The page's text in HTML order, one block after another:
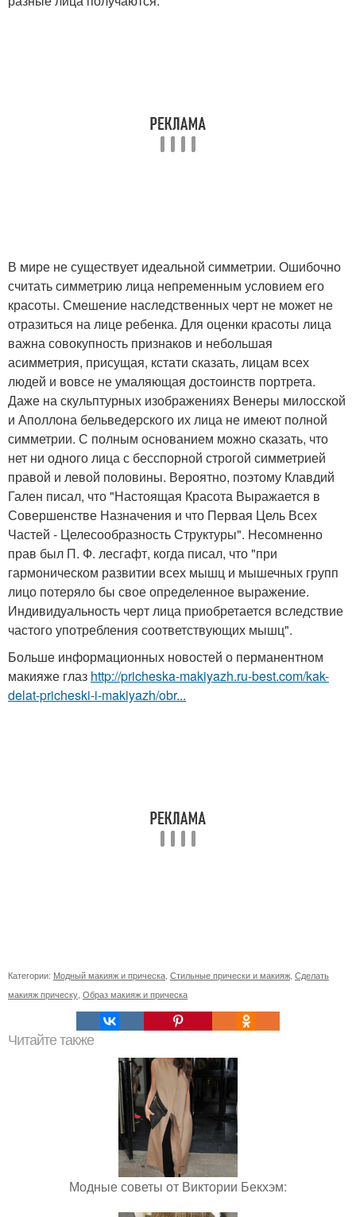
В мире не существует идеальной симметрии. Ошибочно
считать симметрию лица непременным условием его
красоты. Смешение наследственных черт не может не
отразиться на лице ребенка. Для оценки красоты лица
важна совокупность признаков и небольшая
асимметрия, присущая, кстати сказать, лицам всех
людей и вовсе не умаляющая достоинств портрета.
Даже на скульптурных изображениях Венеры милосской
и Аполлона бельведерского их лица не имеют полной
симметрии. С полным основанием можно сказать, что
нет ни одного лица с бесспорной строгой симметрией
правой и левой половины. Вероятно, поэтому Клавдий
Гален писал, что "Настоящая Красота Выражается в
Совершенстве Назначения и что Первая Цель Всех
Частей - Целесообразность Структуры". Несомненно
прав был П. Ф. лесгафт, когда писал, что "при
гармоническом развитии всех мышц и мышечных групп
лицо потеряло бы свое определенное выражение.
Индивидуальность черт лица приобретается вследствие
частого употребления соответствующих мышц".
Больше информационных новостей о перманентном
макияже глаз http://pricheska-makiyazh.ru-best.com/kak-
delat-pricheski-i-makiyazh/obr...
Категории: Модный макияж и прическа Стильные прически и макияж Сделать
макияж прическу Образ макияж и прическа
Читайте также
Модные советы от Виктории Бекхэм: